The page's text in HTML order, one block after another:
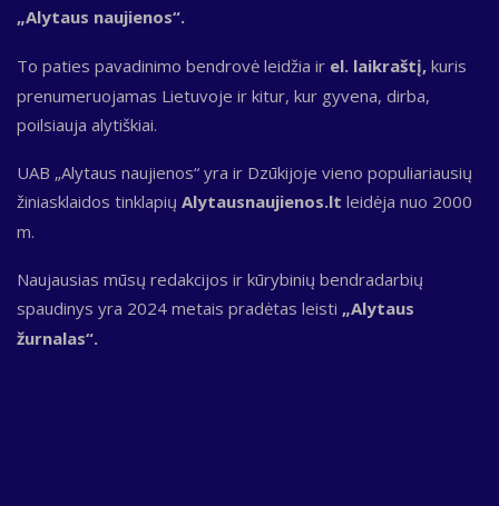
„Alytaus naujienos“.
To paties pavadinimo bendrovė leidžia ir el. laikraštį, kuris
prenumeruojamas Lietuvoje ir kitur, kur gyvena, dirba,
poilsiauja alytiškiai.
UAB „Alytaus naujienos“ yra ir Dzūkijoje vieno populiariausių
žiniasklaidos tinklapių Alytausnaujienos.lt leidėja nuo 2000
m.
Naujausias mūsų redakcijos ir kūrybinių bendradarbių
spaudinys yra 2024 metais pradėtas leisti „Alytaus
žurnalas“.